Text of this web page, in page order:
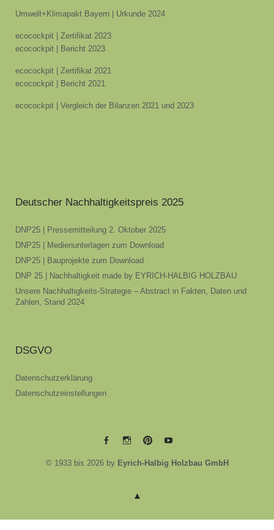
Umwelt+Klimapakt Bayern | Urkunde 2024
ecocockpit | Zertifikat 2023
ecocockpit | Bericht 2023
ecocockpit | Zertifikat 2021
ecocockpit | Bericht 2021
ecocockpit | Vergleich der Bilanzen 2021 und 2023
Deutscher Nachhaltigkeitspreis 2025
DNP25 | Pressemitteilung 2. Oktober 2025
DNP25 | Medienunterlagen zum Download
DNP25 | Bauprojekte zum Download
DNP 25 | Nachhaltigkeit made by EYRICH-HALBIG HOLZBAU
Unsere Nachhaltigkeits-Strategie – Abstract in Fakten, Daten und
Zahlen, Stand 2024
DSGVO
Datenschutzerklärung
Datenschutzeinstellungen
EYRICH-EYRICH-EYRICH-EYRICH-
© 1933 bis 2026 by Eyrich-Halbig Holzbau GmbH